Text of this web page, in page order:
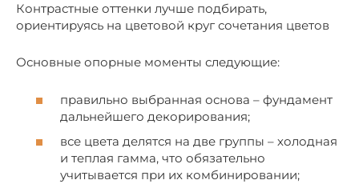
Контрастные оттенки лучше подбирать,
ориентируясь на цветовой круг сочетания цветов
Основные опорные моменты следующие:
правильно выбранная основа – фундамент
дальнейшего декорирования;
все цвета делятся на две группы – холодная
и теплая гамма, что обязательно
учитывается при их комбинировании;